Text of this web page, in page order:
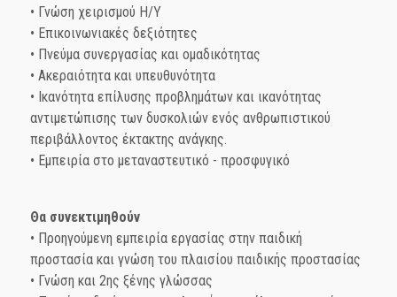
• Γνώση χειρισμού Η/Υ
• Επικοινωνιακές δεξιότητες
• Πνεύμα συνεργασίας και ομαδικότητας
• Ακεραιότητα και υπευθυνότητα
• Ικανότητα επίλυσης προβλημάτων και ικανότητας
αντιμετώπισης των δυσκολιών ενός ανθρωπιστικού
περιβάλλοντος έκτακτης ανάγκης.
• Εμπειρία στο μεταναστευτικό - προσφυγικό
Θα συνεκτιμηθούν
• Προηγούμενη εμπειρία εργασίας στην παιδική
προστασία και γνώση του πλαισίου παιδικής προστασίας
• Γνώση και 2ης ξένης γλώσσας